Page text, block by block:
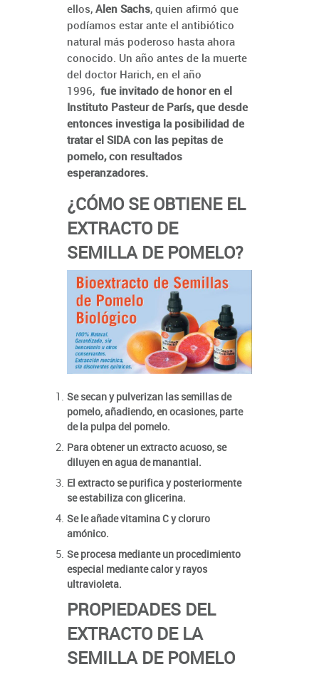
ellos, Alen Sachs, quien afirmó que
podíamos estar ante el antibiótico
natural más poderoso hasta ahora
conocido. Un año antes de la muerte
del doctor Harich, en el año
1996, fue invitado de honor en el
Instituto Pasteur de París, que desde
entonces investiga la posibilidad de
tratar el SIDA con las pepitas de
pomelo, con resultados
esperanzadores.
¿CÓMO SE OBTIENE EL
EXTRACTO DE
SEMILLA DE POMELO?
Se secan y pulverizan las semillas de
pomelo, añadiendo, en ocasiones, parte
de la pulpa del pomelo.
Para obtener un extracto acuoso, se
diluyen en agua de manantial.
El extracto se purifica y posteriormente
se estabiliza con glicerina.
Se le añade vitamina C y cloruro
amónico.
Se procesa mediante un procedimiento
especial mediante calor y rayos
ultravioleta.
PROPIEDADES DEL
EXTRACTO DE LA
SEMILLA DE POMELO